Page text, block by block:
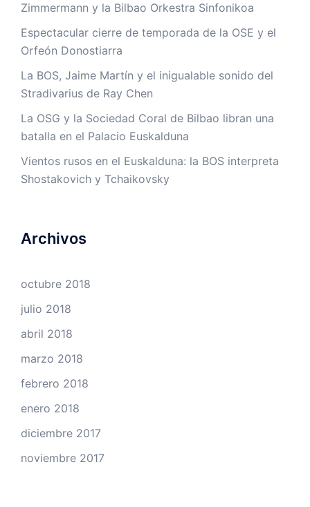
Zimmermann y la Bilbao Orkestra Sinfonikoa
Espectacular cierre de temporada de la OSE y el
Orfeón Donostiarra
La BOS, Jaime Martín y el inigualable sonido del
Stradivarius de Ray Chen
La OSG y la Sociedad Coral de Bilbao libran una
batalla en el Palacio Euskalduna
Vientos rusos en el Euskalduna: la BOS interpreta
Shostakovich y Tchaikovsky
Archivos
octubre 2018
julio 2018
abril 2018
marzo 2018
febrero 2018
enero 2018
diciembre 2017
noviembre 2017